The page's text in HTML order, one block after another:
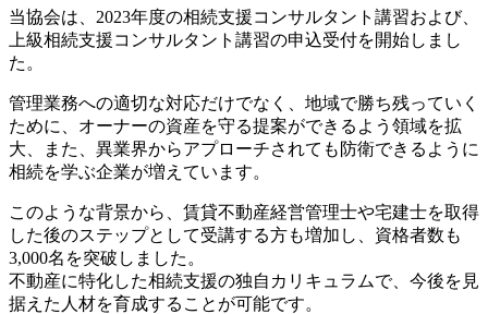
当協会は、2023年度の相続支援コンサルタント講習および、
上級相続支援コンサルタント講習の申込受付を開始しまし
た。
管理業務への適切な対応だけでなく、地域で勝ち残っていく
ために、オーナーの資産を守る提案ができるよう領域を拡
大、また、異業界からアプローチされても防衛できるように
相続を学ぶ企業が増えています。
このような背景から、賃貸不動産経営管理士や宅建士を取得
した後のステップとして受講する方も増加し、資格者数も
3,000名を突破しました。
不動産に特化した相続支援の独自カリキュラムで、今後を見
据えた人材を育成することが可能です。